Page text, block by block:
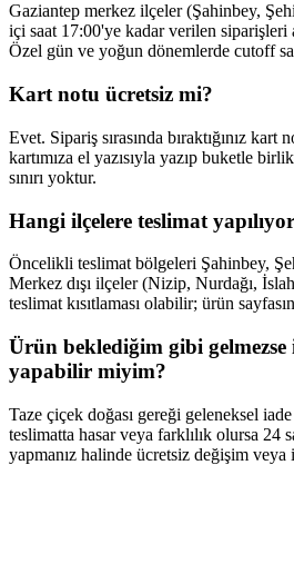
Gaziantep merkez ilçeler (Şahinbey,
içi saat 17:00'ye kadar verilen siparişleri
Özel gün ve yoğun dönemlerde cutoff
Kart notu ücretsiz mi?
Evet. Sipariş sırasında bıraktığınız kart
kartımıza el yazısıyla yazıp buketle
sınırı yoktur.
Hangi ilçelere teslimat
Öncelikli teslimat bölgeleri Şahinbey,
Merkez dışı ilçeler (Nizip, Nurdağı,
teslimat kısıtlaması olabilir; ürün
Ürün beklediğim gibi gelmezse
yapabilir miyim?
Taze çiçek doğası gereği geleneksel
teslimatta hasar veya farklılık olursa 24
yapmanız halinde ücretsiz değişim